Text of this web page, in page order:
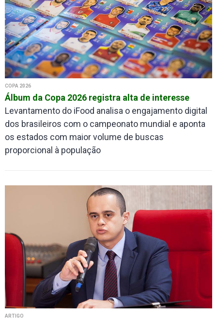
COPA 2026
Álbum da Copa 2026 registra alta de interesse
Levantamento do iFood analisa o engajamento digital
dos brasileiros com o campeonato mundial e aponta
os estados com maior volume de buscas
proporcional à população
ARTIGO